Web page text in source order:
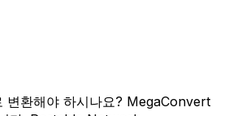
변환해야 하시나요? MegaConvert